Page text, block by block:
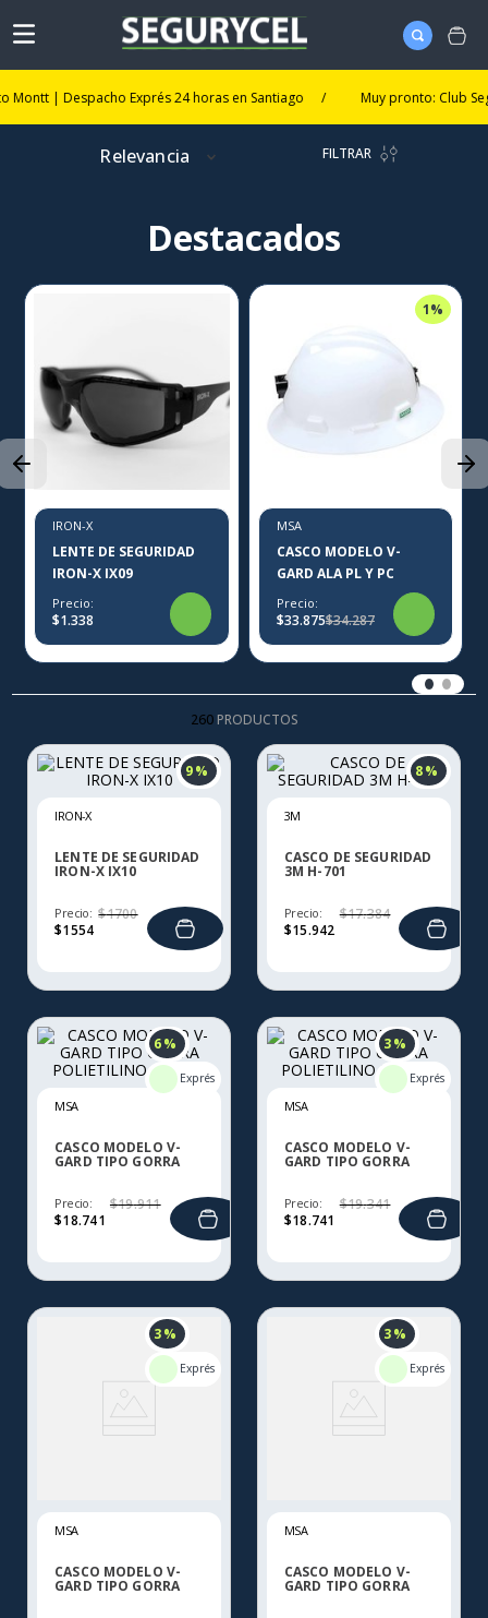
Exprés 24 horas en Santiago / Muy pronto: Club Segurycel.
Relevancia FILTRAR
Destacados
IRON-X
LENTE DE SEGURIDAD
IRON-X IX09
Precio:
$1.338
1%
MSA
CASCO MODELO V-
GARD ALA PL Y PC
Precio:
$33.875$34.287
260PRODUCTOS
9 %
IRON-X
LENTE DE SEGURIDAD
IRON-X IX10
Precio:
$1554
$1700
8 %
3M
CASCO DE SEGURIDAD
3M H-701
Precio:
$15.942
$17.384
6 %
MSA
CASCO MODELO V-
GARD TIPO GORRA
Precio:
$18.741
$19.911
3 %
MSA
CASCO MODELO V-
GARD TIPO GORRA
Precio:
$18.741
$19.341
3 %
MSA
CASCO MODELO V-
GARD TIPO GORRA
3 %
MSA
CASCO MODELO V-
GARD TIPO GORRA